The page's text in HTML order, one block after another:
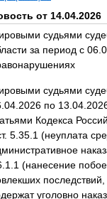
от 14.04.2026
судьями
за период с
судьями
по
Кодекса
5.35.1 (неуплата
(нанесение
уголовно